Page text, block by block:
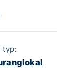
typ: